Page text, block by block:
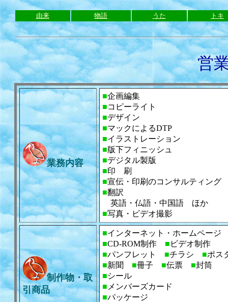
由来 物語 うた トキ
営
業務内容
■企画編集
■コピーライト
■デザイン
■マックによるDTP
■イラストレーション
■版下フィニッシュ
■デジタル製版
■印 刷
■宣伝・印刷のコンサルティング
■翻訳
英語・仏語・中国語 ほか
■写真・ビデオ撮影
制作物・取
引商品
■インターネット・ホームページ
■CD-ROM制作 ■ ビデオ制作
■パンフレット ■チラシ ■ポス
■新聞 ■冊子 ■伝票 ■封筒
■シール
■ メンバーズカード
■パッケージ